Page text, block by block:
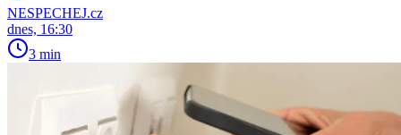
NESPECHEJ.cz
dnes, 16:30
3 min